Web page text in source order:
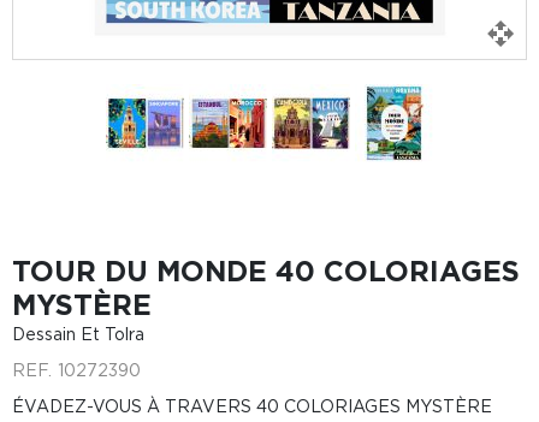
TOUR DU MONDE 40 COLORIAGES
MYSTÈRE
Dessain Et Tolra
REF. 10272390
ÉVADEZ-VOUS À TRAVERS 40 COLORIAGES MYSTÈRE